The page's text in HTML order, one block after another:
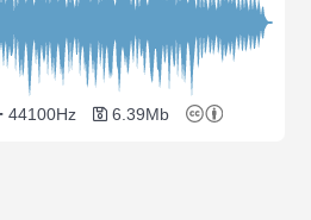
44100Hz 6.39Mb